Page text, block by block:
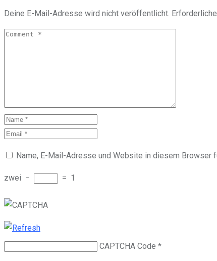
Deine E-Mail-Adresse wird nicht veröffentlicht.
Name, E-Mail-Adresse und Website in diesem Browser
zwei − = 1
CAPTCHA Code *